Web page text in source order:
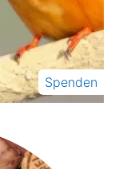
Spenden